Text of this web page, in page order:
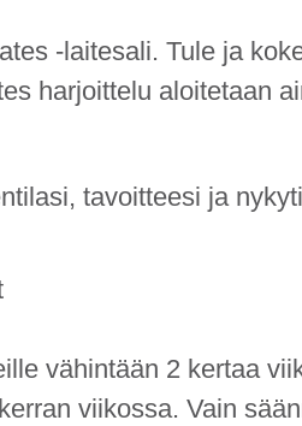
-laitesali. Tule ja
harjoittelu aloitetaan
tavoitteesi ja
vähintään 2 kertaa
viikossa. Vain